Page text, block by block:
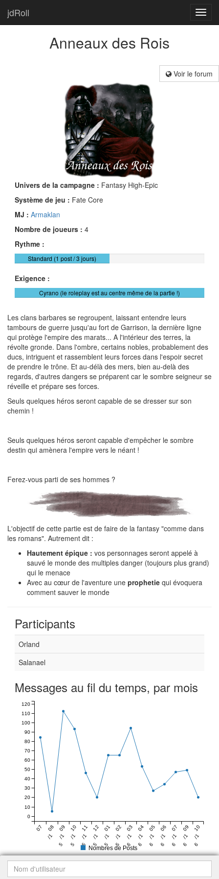
jdRoll
Anneaux des Rois
Voir le forum
Univers de la campagne : Fantasy High-Epic
Système de jeu : Fate Core
MJ : Armaklan
Nombre de joueurs : 4
Rythme :
Standard (1 post / 3 jours)
Exigence :
Cyrano (le roleplay est au centre même de la partie !)
Les clans barbares se regroupent, laissant entendre leurs
tambours de guerre jusqu'au fort de Garrison, la dernière ligne
qui protège l'empire des marats... A l'intérieur des terres, la
révolte gronde. Dans l'ombre, certains nobles, probablement des
ducs, intriguent et rassemblent leurs forces dans l'espoir secret
de prendre le trône. Et au-délà des mers, bien au-delà des
regards, d'autres dangers se préparent car le sombre seigneur se
réveille et prépare ses forces.
Seuls quelques héros seront capable de se dresser sur son
chemin !
Seuls quelques héros seront capable d'empêcher le sombre
destin qui amènera l'empire vers le néant !
Ferez-vous parti de ses hommes ?
L'objectif de cette partie est de faire de la fantasy "comme dans
les romans". Autrement dit :
Hautement épique : vos personnages seront appelé à
sauvé le monde des multiples danger (toujours plus grand)
qui le menace
Avec au cœur de l'aventure une prophetie qui évoquera
comment sauver le monde
Participants
Orland
Salanael
Messages au fil du temps, par mois
07
/1
5
08
/1
5
09
/1
5
10
/1
5
11
/1
5
12
/1
5
01
/1
6
02
/1
6
03
/1
6
04
/1
6
05
/1
6
06
/1
6
07
/1
6
09
/1
10
0
10
20
30
40
50
60
70
80
90
100
110
120
Nombres de Posts